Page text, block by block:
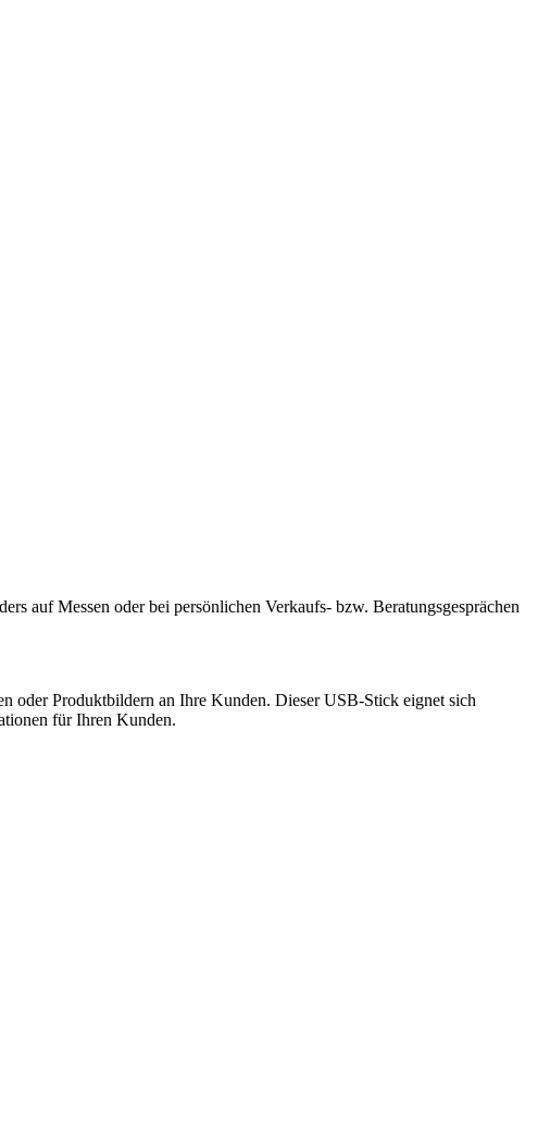
auf Messen oder bei persönlichen Verkaufs- bzw. Beratungsgesprächen
oder Produktbildern an Ihre Kunden. Dieser USB-Stick eignet sich
für Ihren Kunden.